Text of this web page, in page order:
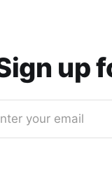
up
your email